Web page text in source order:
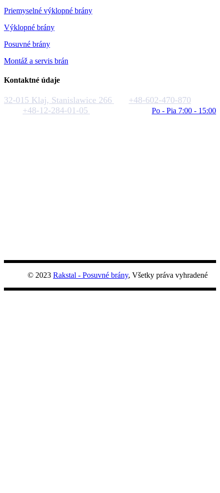
Priemyselné výklopné brány
Výklopné brány
Posuvné brány
Montáž a servis brán
Kontaktné údaje
32-015 Klaj, Stanislawice 266
+48-602-470-870
+48-12-284-01-05
Po - Pia 7:00 - 15:00
© 2023 Rakstal - Posuvné brány, Všetky práva vyhradené